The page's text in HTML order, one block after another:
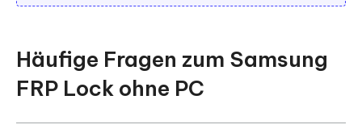
Häufige Fragen zum Samsung
FRP Lock ohne PC